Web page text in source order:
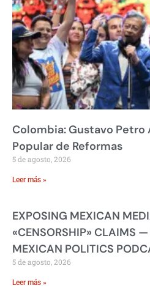
Colombia: Gustavo Petro
Popular de Reformas
5 de agosto, 2026
Leer más »
EXPOSING MEXICAN
«CENSORSHIP» CLAIMS
MEXICAN POLITICS
5 de agosto, 2026
Leer más »